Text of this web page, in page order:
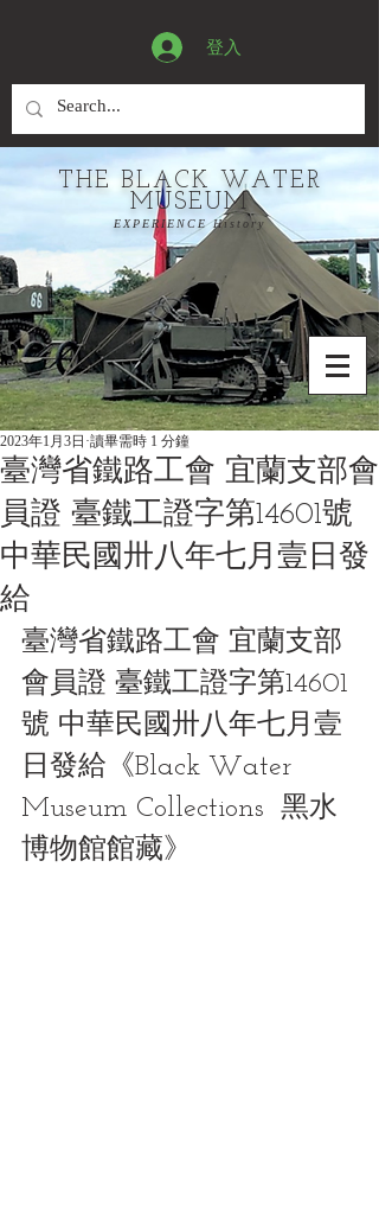
登入
THE BLACK WATER
MUSEUM
EXPERIENCE History
臺灣省鐵路工會 宜蘭支部會
員證 臺鐵工證字第14601號
中華民國卅八年七月壹日發
給
2023年1月3日 讀畢需時 1 分鐘
臺灣省鐵路工會 宜蘭支部
會員證 臺鐵工證字第14601
號 中華民國卅八年七月壹
日發給《Black Water
Museum Collections  黑水
博物館館藏》